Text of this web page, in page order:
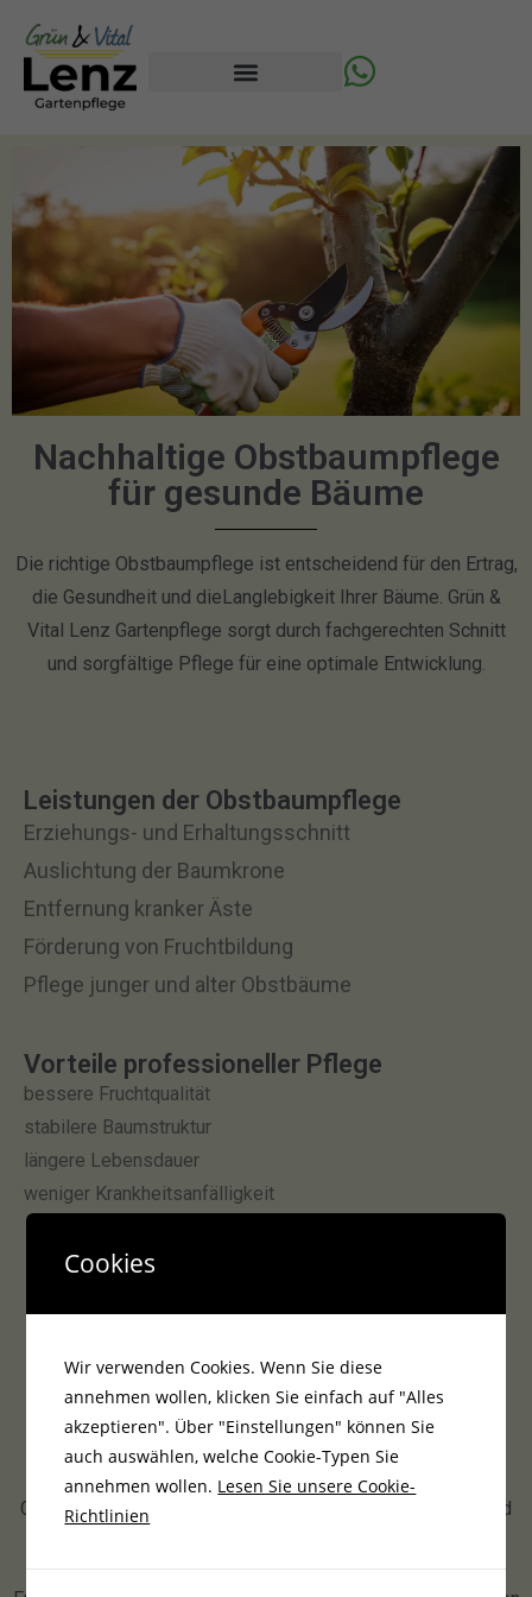
Nachhaltige Obstbaumpflege
für gesunde Bäume
Die richtige Obstbaumpflege ist entscheidend für den Ertrag,
die Gesundheit und dieLanglebigkeit Ihrer Bäume. Grün &
Vital Lenz Gartenpflege sorgt durch fachgerechten Schnitt
und sorgfältige Pflege für eine optimale Entwicklung.
Leistungen der Obstbaumpflege
Erziehungs- und Erhaltungsschnitt
Auslichtung der Baumkrone
Entfernung kranker Äste
Förderung von Fruchtbildung
Pflege junger und alter Obstbäume
Vorteile professioneller Pflege
bessere Fruchtqualität
stabilere Baumstruktur
längere Lebensdauer
weniger Krankheitsanfälligkeit
Lenz Gartenpflege
Mit fachgerechtem Schnitt, regelmäßiger Pflege und
gezielten Maßnahmen zur Gesunderhaltung sorgt
Grün & Vital Lenz Gartenpflege für kräftige, ertragreiche und
Cookies
Wir verwenden Cookies. Wenn Sie diese
annehmen wollen, klicken Sie einfach auf "Alles
akzeptieren". Über "Einstellungen" können Sie
auch auswählen, welche Cookie-Typen Sie
annehmen wollen. Lesen Sie unsere Cookie-
Richtlinien